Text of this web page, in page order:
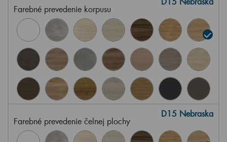
Farebné prevedenie korpusu
Farebné prevedenie čelnej plochy
D15 Nebraska